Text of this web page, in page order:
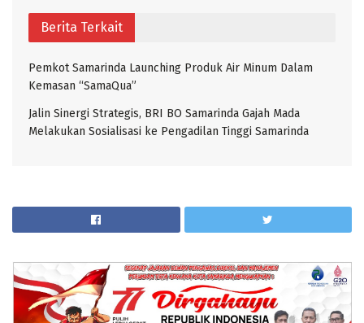
Berita Terkait
Pemkot Samarinda Launching Produk Air Minum Dalam
Kemasan “SamaQua”
Jalin Sinergi Strategis, BRI BO Samarinda Gajah Mada
Melakukan Sosialisasi ke Pengadilan Tinggi Samarinda